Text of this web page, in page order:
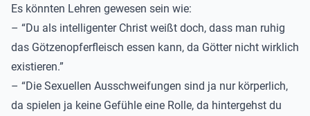
Es könnten Lehren gewesen sein wie:
– “Du als intelligenter Christ weißt doch, dass man ruhig
das Götzenopferfleisch essen kann, da Götter nicht wirklich
existieren.”
– “Die Sexuellen Ausschweifungen sind ja nur körperlich,
da spielen ja keine Gefühle eine Rolle, da hintergehst du